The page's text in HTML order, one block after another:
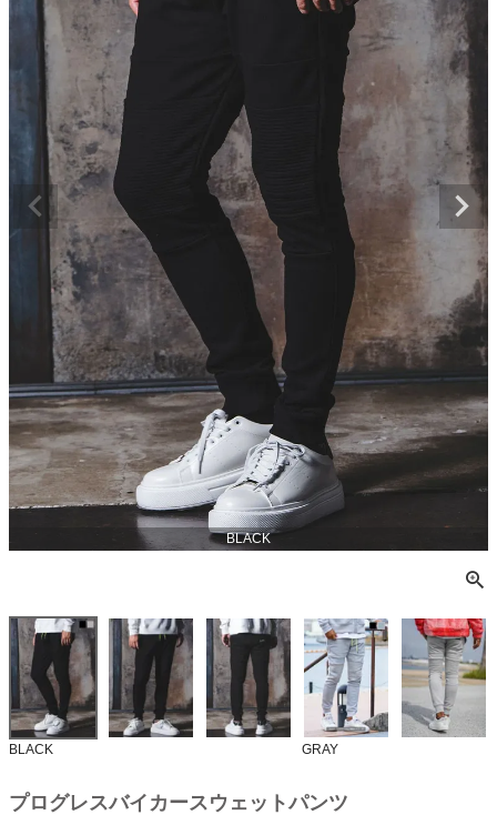
BLACK
BLACK GRAY
プログレスバイカースウェットパンツ